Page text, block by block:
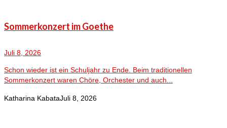
Sommerkonzert im Goethe
Juli 8, 2026
Schon wieder ist ein Schuljahr zu Ende. Beim traditionellen
Sommerkonzert waren Chöre, Orchester und auch...
Katharina KabataJuli 8, 2026